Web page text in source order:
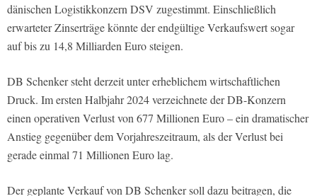
dänischen Logistikkonzern DSV zugestimmt. Einschließlich
erwarteter Zinserträge könnte der endgültige Verkaufswert sogar
auf bis zu 14,8 Milliarden Euro steigen.
DB Schenker steht derzeit unter erheblichem wirtschaftlichen
Druck. Im ersten Halbjahr 2024 verzeichnete der DB-Konzern
einen operativen Verlust von 677 Millionen Euro – ein dramatischer
Anstieg gegenüber dem Vorjahreszeitraum, als der Verlust bei
gerade einmal 71 Millionen Euro lag.
Der geplante Verkauf von DB Schenker soll dazu beitragen, die